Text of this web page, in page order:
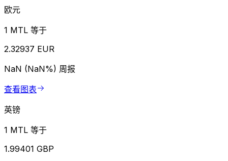
欧元
1 MTL 等于
2.32937 EUR
NaN (NaN%) 周报
查看图表
英镑
1 MTL 等于
1.99401 GBP